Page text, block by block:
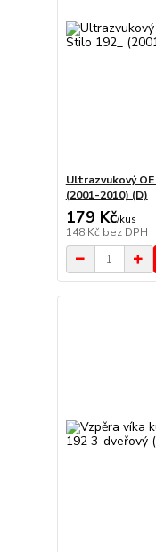
Ultrazvukový
(2001-2010) (D)
179 Kč/kus
148 Kč bez DPH